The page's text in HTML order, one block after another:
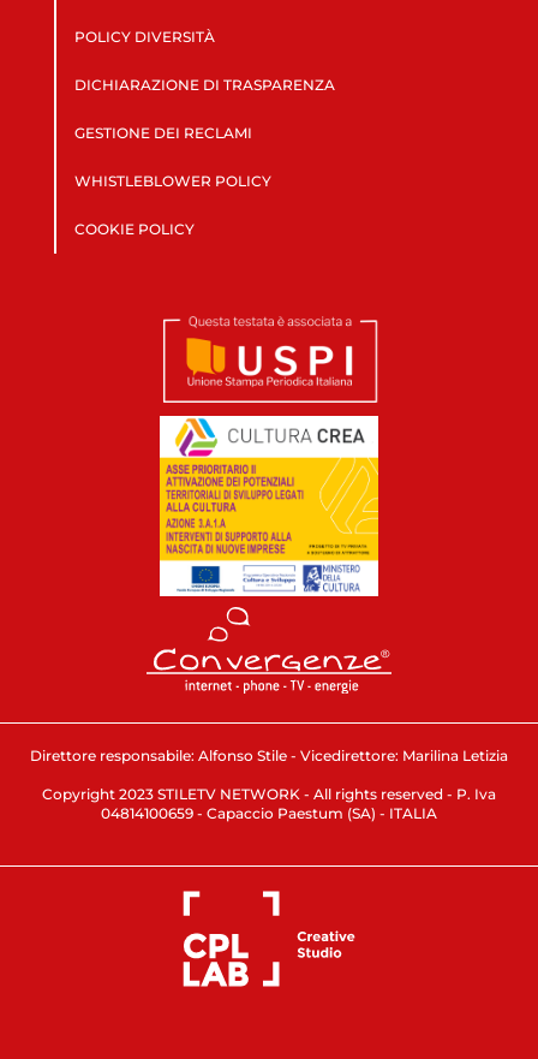
POLICY DIVERSITÀ
DICHIARAZIONE DI TRASPARENZA
GESTIONE DEI RECLAMI
WHISTLEBLOWER POLICY
COOKIE POLICY
Direttore responsabile: Alfonso Stile - Vicedirettore: Marilina Letizia
Copyright 2023 STILETV NETWORK - All rights reserved - P. Iva
04814100659 - Capaccio Paestum (SA) - ITALIA